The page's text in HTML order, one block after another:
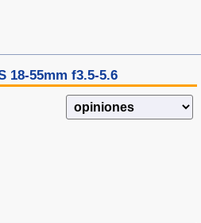
18-55mm f3.5-5.6